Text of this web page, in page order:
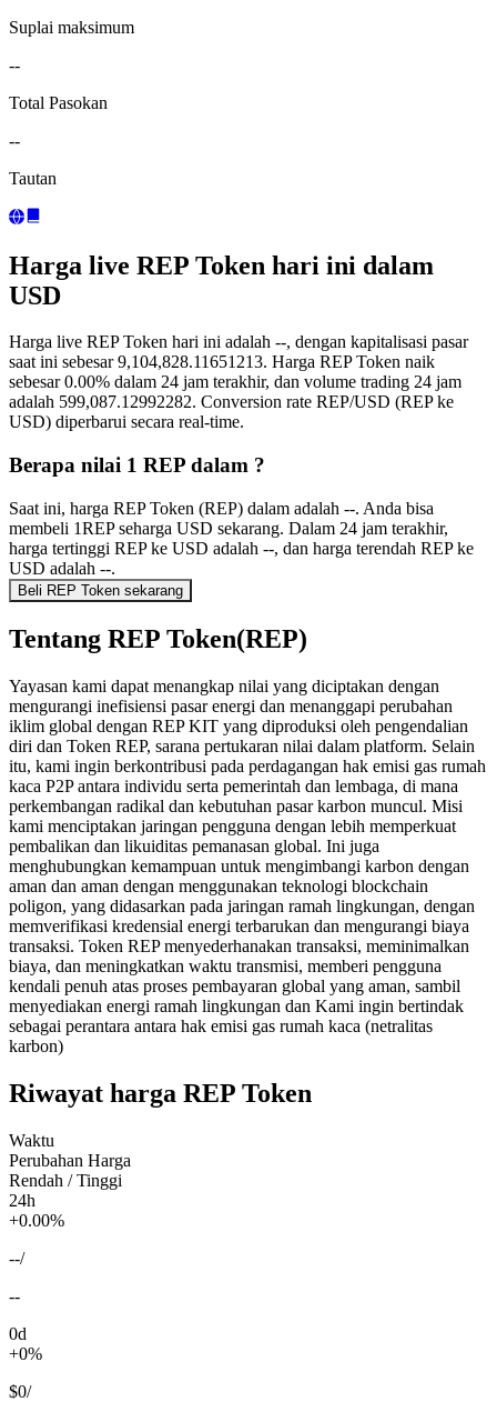
Suplai maksimum
--
Total Pasokan
--
Tautan
Harga live REP Token hari ini dalam
USD
Harga live REP Token hari ini adalah --, dengan kapitalisasi pasar
saat ini sebesar 9,104,828.11651213. Harga REP Token naik
sebesar 0.00% dalam 24 jam terakhir, dan volume trading 24 jam
adalah 599,087.12992282. Conversion rate REP/USD (REP ke
USD) diperbarui secara real-time.
Berapa nilai 1 REP dalam ?
Saat ini, harga REP Token (REP) dalam adalah --. Anda bisa
membeli 1REP seharga USD sekarang. Dalam 24 jam terakhir,
harga tertinggi REP ke USD adalah --, dan harga terendah REP ke
USD adalah --.
Beli REP Token sekarang
Tentang REP Token(REP)
Yayasan kami dapat menangkap nilai yang diciptakan dengan
mengurangi inefisiensi pasar energi dan menanggapi perubahan
iklim global dengan REP KIT yang diproduksi oleh pengendalian
diri dan Token REP, sarana pertukaran nilai dalam platform. Selain
itu, kami ingin berkontribusi pada perdagangan hak emisi gas rumah
kaca P2P antara individu serta pemerintah dan lembaga, di mana
perkembangan radikal dan kebutuhan pasar karbon muncul. Misi
kami menciptakan jaringan pengguna dengan lebih memperkuat
pembalikan dan likuiditas pemanasan global. Ini juga
menghubungkan kemampuan untuk mengimbangi karbon dengan
aman dan aman dengan menggunakan teknologi blockchain
poligon, yang didasarkan pada jaringan ramah lingkungan, dengan
memverifikasi kredensial energi terbarukan dan mengurangi biaya
transaksi. Token REP menyederhanakan transaksi, meminimalkan
biaya, dan meningkatkan waktu transmisi, memberi pengguna
kendali penuh atas proses pembayaran global yang aman, sambil
menyediakan energi ramah lingkungan dan Kami ingin bertindak
sebagai perantara antara hak emisi gas rumah kaca (netralitas
karbon)
Riwayat harga REP Token
Waktu
Perubahan Harga
Rendah / Tinggi
24h
+0.00%
--/
--
0d
+0%
$0/